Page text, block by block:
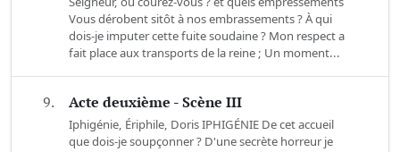
Vous dérobent sitôt à nos embrassements ? À qui
dois-je imputer cette fuite soudaine ? Mon respect a
fait place aux transports de la reine ; Un moment...
9. Acte deuxième - Scène III
Iphigénie, Ériphile, Doris IPHIGÉNIE De cet accueil
que dois-je soupçonner ? D'une secrète horreur je